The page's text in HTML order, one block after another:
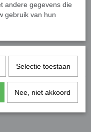
andere gegevens die
gebruik van hun
Selectie toestaan
Nee, niet akkoord